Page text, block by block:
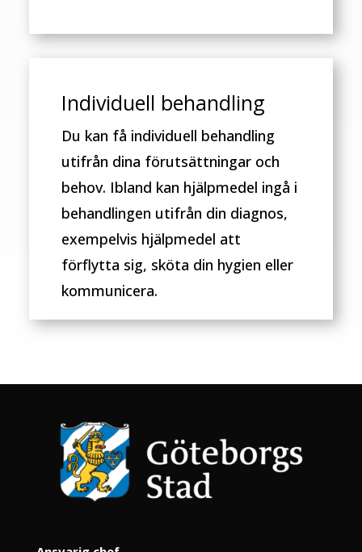
Individuell behandling
Du kan få individuell behandling
utifrån dina förutsättningar och
behov. Ibland kan hjälpmedel ingå i
behandlingen utifrån din diagnos,
exempelvis hjälpmedel att
förflytta sig, sköta din hygien eller
kommunicera.